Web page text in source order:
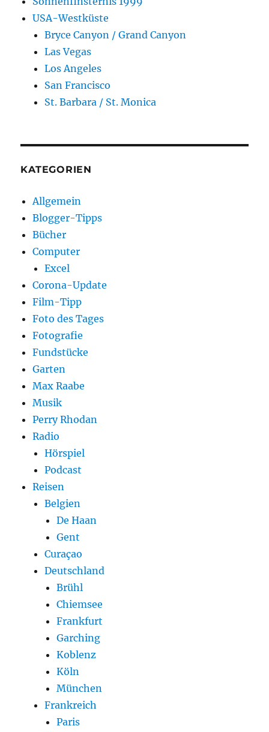
USA-Westküste
Bryce Canyon / Grand Canyon
Las Vegas
Los Angeles
San Francisco
St. Barbara / St. Monica
KATEGORIEN
Allgemein
Blogger-Tipps
Bücher
Computer
Excel
Corona-Update
Film-Tipp
Foto des Tages
Fotografie
Fundstücke
Garten
Max Raabe
Musik
Perry Rhodan
Radio
Hörspiel
Podcast
Reisen
Belgien
De Haan
Gent
Curaçao
Deutschland
Brühl
Chiemsee
Frankfurt
Garching
Koblenz
Köln
München
Frankreich
Paris